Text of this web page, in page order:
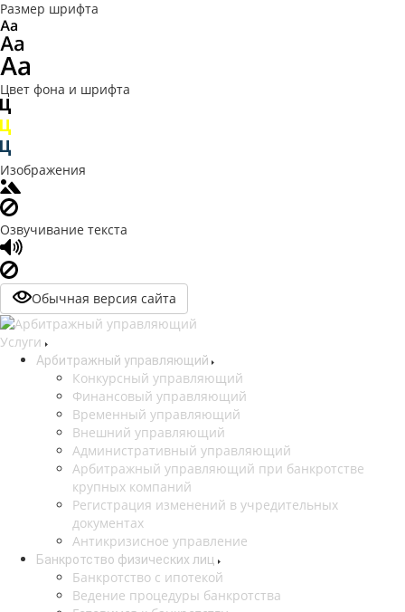
Размер шрифта
Цвет фона и шрифта
Изображения
Озвучивание текста
Обычная версия сайта
Услуги
Арбитражный управляющий
Конкурсный управляющий
Финансовый управляющий
Временный управляющий
Внешний управляющий
Административный управляющий
Арбитражный управляющий при банкротстве
крупных компаний
Регистрация изменений в учредительных
документах
Антикризисное управление
Банкротство физических лиц
Банкротство с ипотекой
Ведение процедуры банкротства